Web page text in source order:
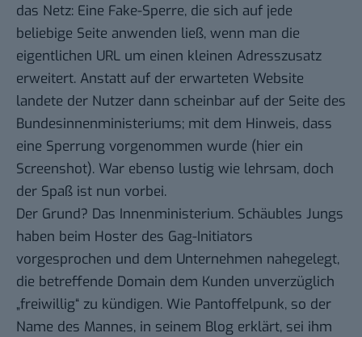
das Netz: Eine Fake-Sperre, die sich auf jede
beliebige Seite anwenden ließ, wenn man die
eigentlichen URL um einen kleinen Adresszusatz
erweitert. Anstatt auf der erwarteten Website
landete der Nutzer dann scheinbar auf der Seite des
Bundesinnenministeriums; mit dem Hinweis, dass
eine Sperrung vorgenommen wurde (hier ein
Screenshot). War ebenso lustig wie lehrsam, doch
der Spaß ist nun vorbei.
Der Grund? Das Innenministerium. Schäubles Jungs
haben beim Hoster des Gag-Initiators
vorgesprochen und dem Unternehmen nahegelegt,
die betreffende Domain dem Kunden unverzüglich
„freiwillig“ zu kündigen. Wie Pantoffelpunk, so der
Name des Mannes, in seinem Blog erklärt, sei ihm